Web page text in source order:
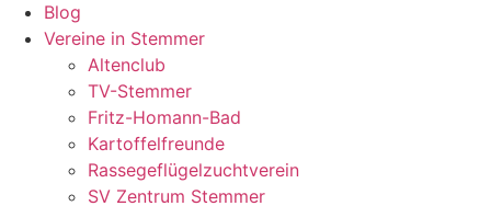
Blog
Vereine in Stemmer
Altenclub
TV-Stemmer
Fritz-Homann-Bad
Kartoffelfreunde
Rassegeflügelzuchtverein
SV Zentrum Stemmer